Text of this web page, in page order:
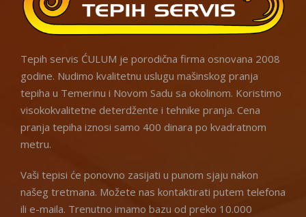
Tepih servis ĆULUM je porodična firma osnovana 2008
godine. Nudimo kvalitetnu uslugu mašinskog pranja
tepiha u Temerinu i Novom Sadu sa okolinom. Koristimo
visokokvalitetne deterdžente i tehnike pranja. Cena
pranja tepiha iznosi samo 400 dinara po kvadratnom
metru.
Vaši tepisi će ponovno zasijati u punom sjaju nakon
našeg tretmana. Možete nas kontaktirati putem telefona
ili e-maila. Trenutno imamo bazu od preko 10.000